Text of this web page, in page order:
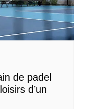
de padel
d’un